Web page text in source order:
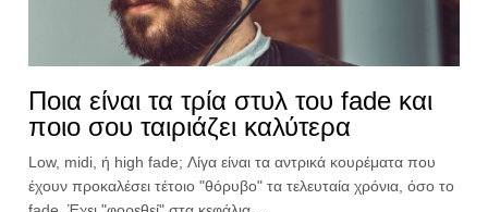
Ποια είναι τα τρία στυλ του fade και
ποιο σου ταιριάζει καλύτερα
Low, midi, ή high fade; Λίγα είναι τα αντρικά κουρέματα που
έχουν προκαλέσει τέτοιο "θόρυβο" τα τελευταία χρόνια, όσο το